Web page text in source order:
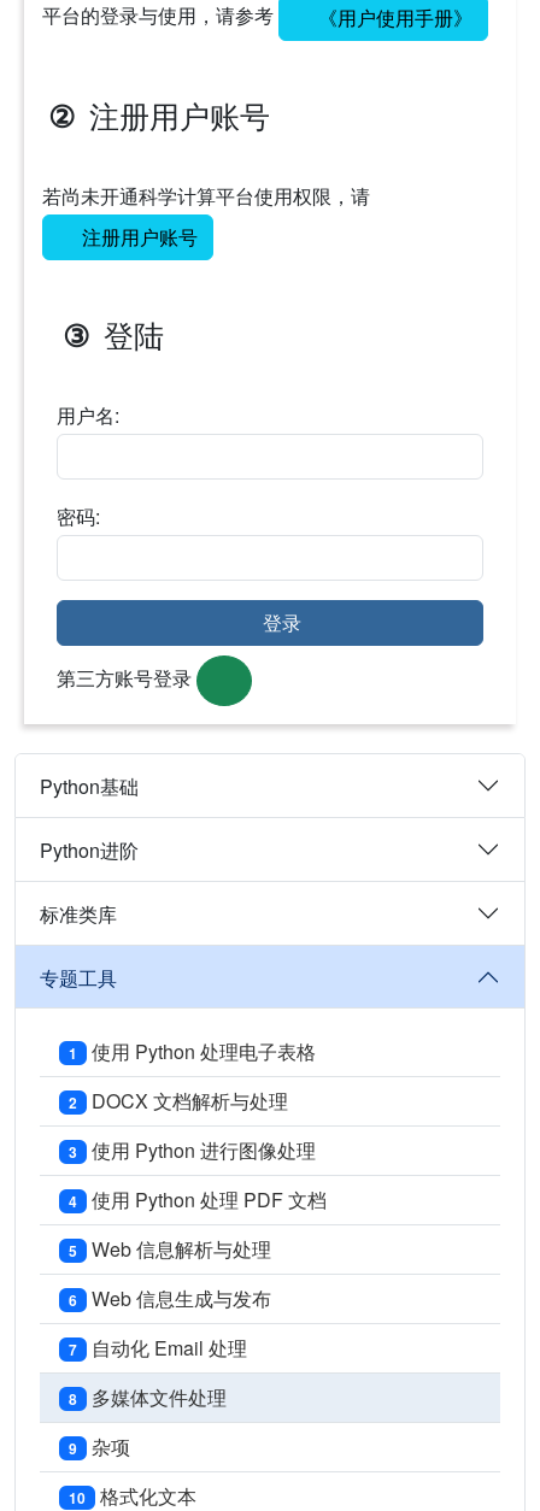
平台的登录与使用，请参考 《用户使用手册》
② 注册用户账号
若尚未开通科学计算平台使用权限，请
注册用户账号
③ 登陆
用户名:
密码:
登录
第三方账号登录
Python基础
Python进阶
标准类库
专题工具
1 使用 Python 处理电子表格
2 DOCX 文档解析与处理
3 使用 Python 进行图像处理
4 使用 Python 处理 PDF 文档
5 Web 信息解析与处理
6 Web 信息生成与发布
7 自动化 Email 处理
8 多媒体文件处理
9 杂项
10 格式化文本